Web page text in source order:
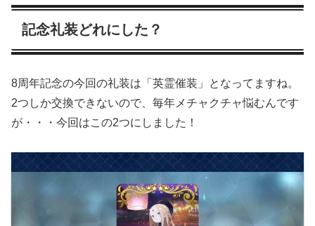
記念礼装どれにした？
8周年記念の今回の礼装は「英霊催装」となってますね。
2つしか交換できないので、毎年メチャクチャ悩むんです
が・・・今回はこの2つにしました！